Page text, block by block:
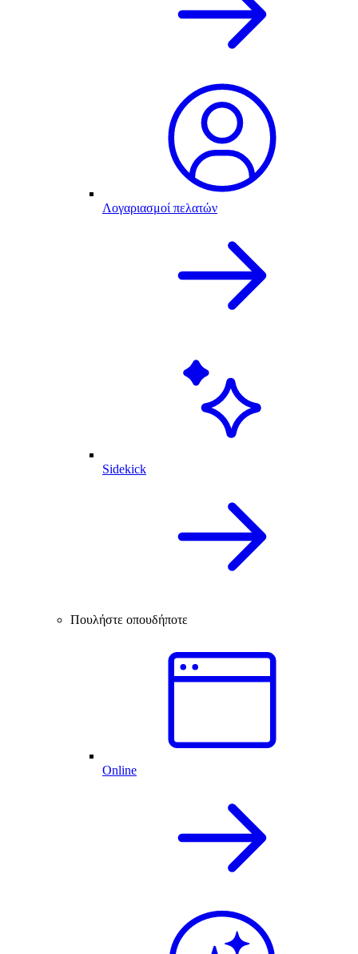
Λογαριασμοί πελατών
Sidekick
Πουλήστε οπουδήποτε
Online